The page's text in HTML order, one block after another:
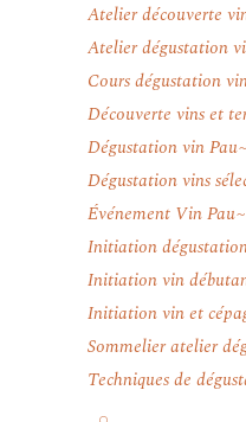
Atelier découverte
Atelier dégustation
Cours dégustation
Découverte vins et
Dégustation vin Pau
Dégustation vins
Événement Vin Pau
Initiation
Initiation vin
Initiation vin et
Sommelier atelier
Techniques de